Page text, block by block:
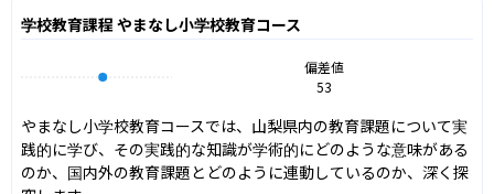
学校教育課程 やまなし小学校教育コース
偏差値
53
やまなし小学校教育コースでは、山梨県内の教育課題について実
践的に学び、その実践的な知識が学術的にどのような意味がある
のか、国内外の教育課題とどのように連動しているのか、深く探